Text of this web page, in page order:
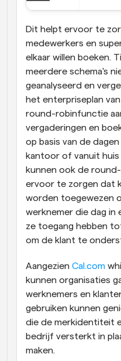
Dit helpt ervoor te
medewerkers en
elkaar willen boeken.
meerdere schema's
geanalyseerd en
het enterpriseplan
round-robinfunctie
vergaderingen en
op basis van de
kantoor of vanuit huis
kunnen ook de
ervoor te zorgen dat
worden toegewezen
werknemer die dag in
ze toegang hebben
om de klant te
Aangezien Cal.com
kunnen organisaties
werknemers en
gebruiken kunnen
die de merkidentiteit
bedrijf versterkt in
maken.